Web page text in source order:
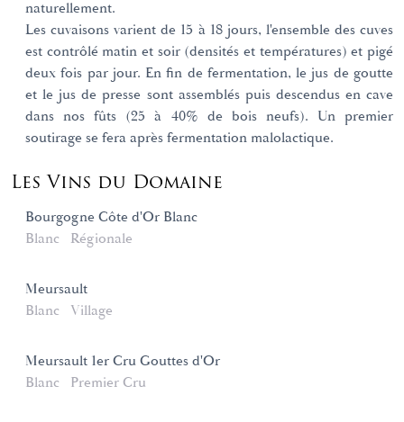
naturellement.
Les cuvaisons varient de 15 à 18 jours, l'ensemble des cuves
est contrôlé matin et soir (densités et températures) et pigé
deux fois par jour. En fin de fermentation, le jus de goutte
et le jus de presse sont assemblés puis descendus en cave
dans nos fûts (25 à 40% de bois neufs). Un premier
soutirage se fera après fermentation malolactique.
Les Vins du Domaine
Bourgogne Côte d'Or Blanc
Blanc
Régionale
Meursault
Blanc
Village
Meursault 1er Cru Gouttes d'Or
Blanc
Premier Cru